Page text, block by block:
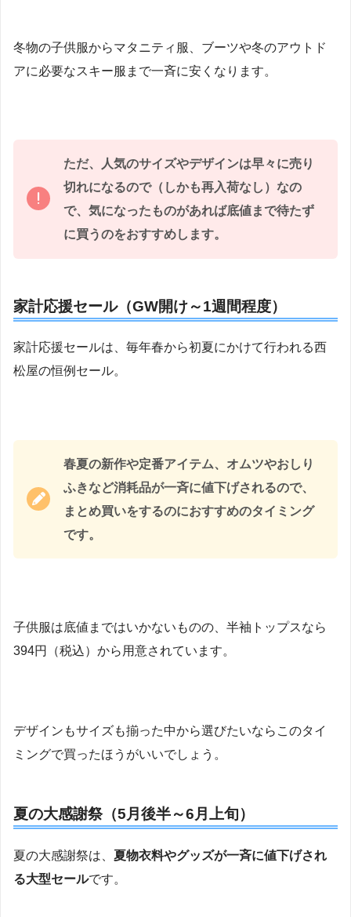
冬物の子供服からマタニティ服、ブーツや冬のアウトド
アに必要なスキー服まで一斉に安くなります。
ただ、人気のサイズやデザインは早々に売り
切れになるので（しかも再入荷なし）なの
で、気になったものがあれば底値まで待たず
に買うのをおすすめします。
家計応援セール（GW開け～1週間程度）
家計応援セールは、毎年春から初夏にかけて行われる西
松屋の恒例セール。
春夏の新作や定番アイテム、オムツやおしり
ふきなど消耗品が一斉に値下げされるので、
まとめ買いをするのにおすすめのタイミング
です。
子供服は底値まではいかないものの、半袖トップスなら
394円（税込）から用意されています。
デザインもサイズも揃った中から選びたいならこのタイ
ミングで買ったほうがいいでしょう。
夏の大感謝祭（5月後半～6月上旬）
夏の大感謝祭は、 夏物衣料やグッズが一斉に値下げされ
る大型セールです。